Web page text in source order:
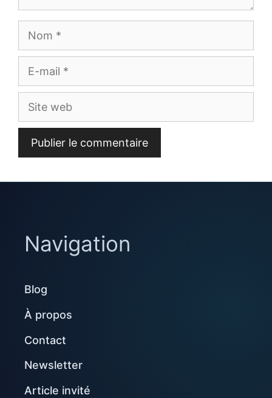
Site
Navigation
Blog
À propos
Contact
Newsletter
Article invité